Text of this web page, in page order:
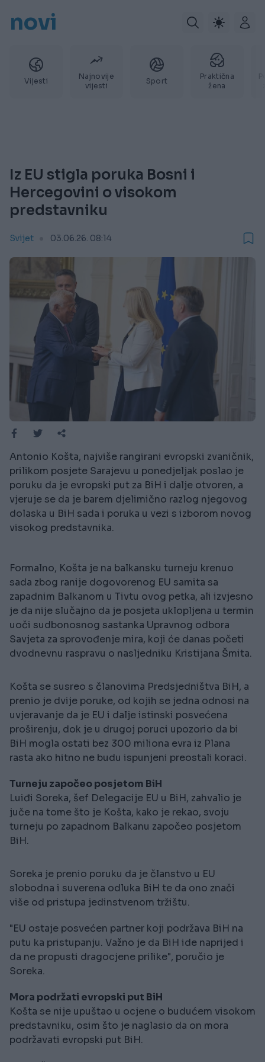
novi
Vijesti
Najnovije
vijesti
Sport
Praktična
žena
Iz EU stigla poruka Bosni i
Hercegovini o visokom
predstavniku
Svijet 03.06.26. 08:14
Antonio Košta, najviše rangirani evropski zvaničnik,
prilikom posjete Sarajevu u ponedjeljak poslao je
poruku da je evropski put za BiH i dalje otvoren, a
vjeruje se da je barem djelimično razlog njegovog
dolaska u BiH sada i poruka u vezi s izborom novog
visokog predstavnika.
Formalno, Košta je na balkansku turneju krenuo
sada zbog ranije dogovorenog EU samita sa
zapadnim Balkanom u Tivtu ovog petka, ali izvjesno
je da nije slučajno da je posjeta uklopljena u termin
uoči sudbonosnog sastanka Upravnog odbora
Savjeta za sprovođenje mira, koji će danas početi
dvodnevnu raspravu o nasljedniku Kristijana Šmita.
Košta se susreo s članovima Predsjedništva BiH, a
prenio je dvije poruke, od kojih se jedna odnosi na
uvjeravanje da je EU i dalje istinski posvećena
proširenju, dok je u drugoj poruci upozorio da bi
BiH mogla ostati bez 300 miliona evra iz Plana
rasta ako hitno ne budu ispunjeni preostali koraci.
Turneju započeo posjetom BiH
Luiđi Soreka, šef Delegacije EU u BiH, zahvalio je
juče na tome što je Košta, kako je rekao, svoju
turneju po zapadnom Balkanu započeo posjetom
BiH.
Soreka je prenio poruku da je članstvo u EU
slobodna i suverena odluka BiH te da ono znači
više od pristupa jedinstvenom tržištu.
"EU ostaje posvećen partner koji podržava BiH na
putu ka pristupanju. Važno je da BiH ide naprijed i
da ne propusti dragocjene prilike", poručio je
Soreka.
Mora podržati evropski put BiH
Košta se nije upuštao u ocjene o budućem visokom
predstavniku, osim što je naglasio da on mora
podržavati evropski put BiH.